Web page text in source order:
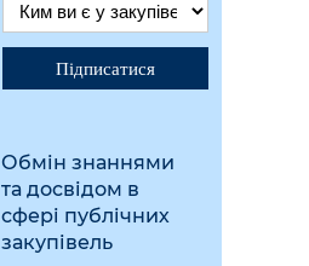
Підписатися
Обмін знаннями
та досвідом в
сфері публічних
закупівель